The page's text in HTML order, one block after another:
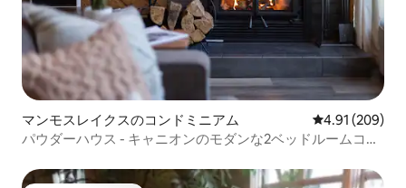
マンモスレイクスのコンドミニアム レビュー209
4.91 (209)
パウダーハウス - キャニオンのモダンな2ベッドルームコン